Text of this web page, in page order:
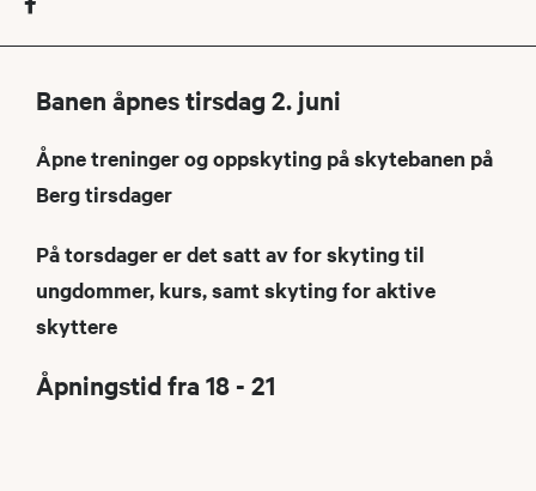
Banen åpnes tirsdag 2. juni
Åpne treninger og oppskyting på skytebanen på
Berg tirsdager
På torsdager er det satt av for skyting til
ungdommer, kurs, samt skyting for aktive
skyttere
Åpningstid fra 18 - 21